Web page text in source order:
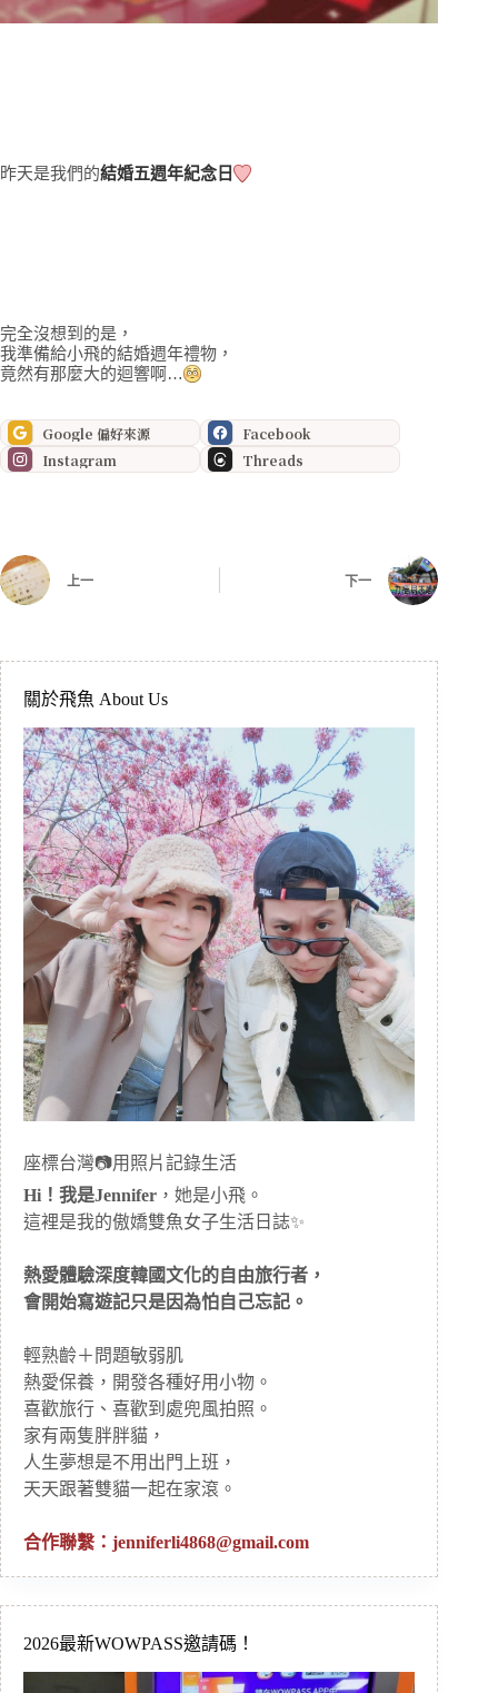
昨天是我們的結婚五週年紀念日❤
完全沒想到的是，
我準備給小飛的結婚週年禮物，
竟然有那麼大的迴響啊…
Google 偏好來源
Facebook
Instagram
Threads
上一 下一
關於飛魚 About Us
座標台灣📷用照片記錄生活
Hi！我是Jennifer ，她是小飛。
這裡是我的傲嬌雙魚女子生活日誌✨
熱愛體驗深度韓國文化的自由旅行者，
會開始寫遊記只是因為怕自己忘記。
輕熟齡＋問題敏弱肌
熱愛保養，開發各種好用小物。
喜歡旅行、喜歡到處兜風拍照。
家有兩隻胖胖貓，
人生夢想是不用出門上班，
天天跟著雙貓一起在家滾。
合作聯繫： jenniferli4868@gmail.com
2026最新WOWPASS邀請碼！